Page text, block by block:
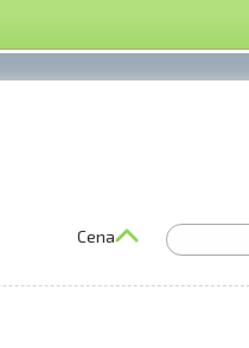
Cena